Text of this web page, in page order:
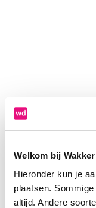
Welkom bij
Hieronder kun je
plaatsen.
altijd. Andere